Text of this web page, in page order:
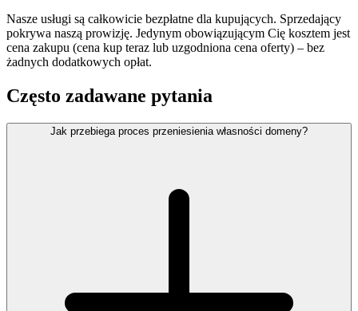
Nasze usługi są całkowicie bezpłatne dla kupujących. Sprzedający
pokrywa naszą prowizję. Jedynym obowiązującym Cię kosztem jest
cena zakupu (cena kup teraz lub uzgodniona cena oferty) – bez
żadnych dodatkowych opłat.
Często zadawane pytania
Jak przebiega proces przeniesienia własności domeny?